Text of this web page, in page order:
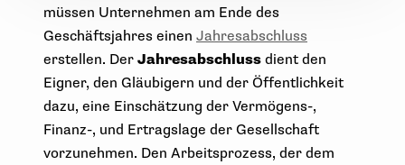
müssen Unternehmen am Ende des
Geschäftsjahres einen Jahresabschluss
erstellen. Der Jahresabschluss dient den
Eigner, den Gläubigern und der Öffentlichkeit
dazu, eine Einschätzung der Vermögens-,
Finanz-, und Ertragslage der Gesellschaft
vorzunehmen. Den Arbeitsprozess, der dem